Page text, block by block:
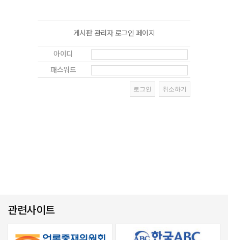
게시판 관리자 로그인 페이지
아이디
패스워드
관련사이트